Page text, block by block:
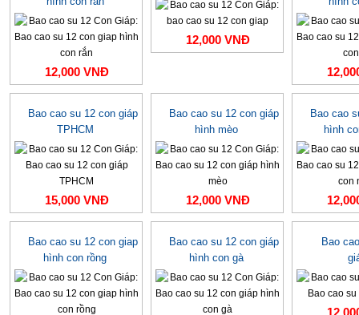
12,000 VNĐ
12,000 VNĐ
Bao cao su 12 con giáp
TPHCM
15,000 VNĐ
Bao cao su 12 con giáp
hình mèo
12,000 VNĐ
Bao cao
hình
Bao cao su 12 con giap
hình con rồng
Bao cao su 12 con giáp
hình con gà
Bao